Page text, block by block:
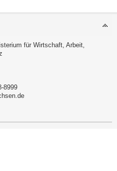
für Wirtschaft, Arbeit,
8999